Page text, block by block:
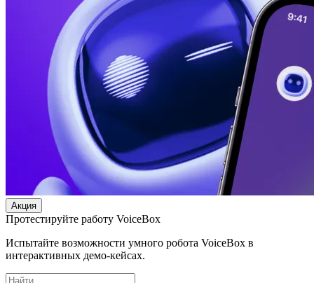
Акция
Протестируйте работу VoiceBox
Испытайте возможности умного робота VoiceBox в
интерактивных демо-кейсах.